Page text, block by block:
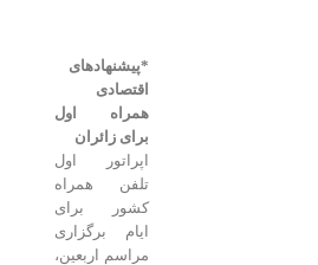
*پیشنهادهای
اقتصادی
همراه اول
برای زائران
اپراتور اول
تلفن همراه
کشور برای
ایام برگزاری
مراسم اربعین،